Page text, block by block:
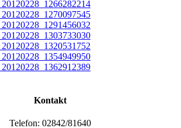
Kontakt
Telefon: 02842/81640